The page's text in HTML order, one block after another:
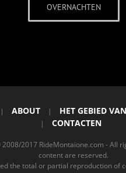
OVERNACHTEN
| ABOUT | HET GEBIED
| CONTACTEN
2017 RideMontaione.com - All
content are reserved.
the total or partial reproduction of